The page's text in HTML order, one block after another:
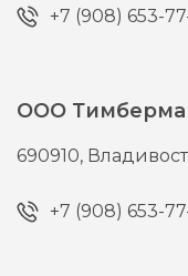
+7 (908) 653-
ООО
690910,
+7 (908) 653-